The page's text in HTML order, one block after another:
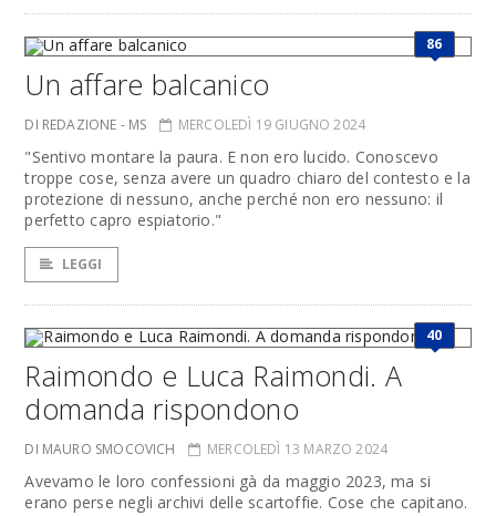
86
Un affare balcanico
DI REDAZIONE - MS MERCOLEDÌ 19 GIUGNO 2024
"Sentivo montare la paura. E non ero lucido. Conoscevo
troppe cose, senza avere un quadro chiaro del contesto e la
protezione di nessuno, anche perché non ero nessuno: il
perfetto capro espiatorio."
LEGGI
40
Raimondo e Luca Raimondi. A
domanda rispondono
DI MAURO SMOCOVICH MERCOLEDÌ 13 MARZO 2024
Avevamo le loro confessioni gà da maggio 2023, ma si
erano perse negli archivi delle scartoffie. Cose che capitano.